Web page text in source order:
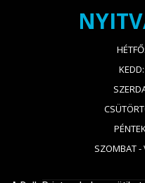
SZOMBAT -